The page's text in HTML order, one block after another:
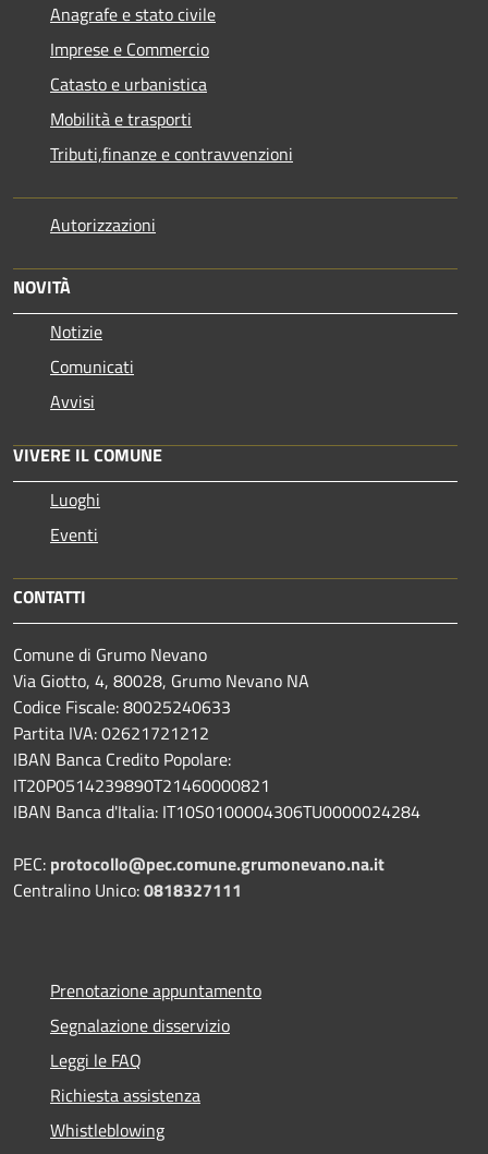
Anagrafe e stato civile
Imprese e Commercio
Catasto e urbanistica
Mobilità e trasporti
Tributi,finanze e contravvenzioni
Autorizzazioni
NOVITÀ
Notizie
Comunicati
Avvisi
VIVERE IL COMUNE
Luoghi
Eventi
CONTATTI
Comune di Grumo Nevano
Via Giotto, 4, 80028, Grumo Nevano NA
Codice Fiscale: 80025240633
Partita IVA: 02621721212
IBAN Banca Credito Popolare:
IT20P0514239890T21460000821
IBAN Banca d'Italia: IT10S0100004306TU0000024284
PEC: protocollo@pec.comune.grumonevano.na.it
Centralino Unico:0818327111
Prenotazione appuntamento
Segnalazione disservizio
Leggi le FAQ
Richiesta assistenza
Whistleblowing